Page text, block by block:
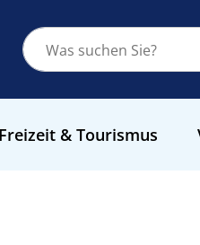
Freizeit & Tourismus